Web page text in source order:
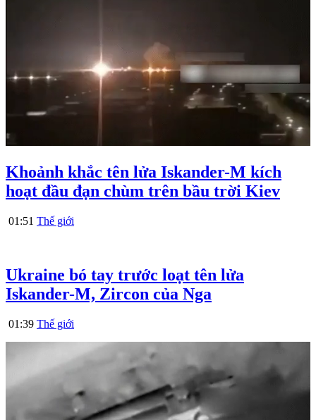
Khoảnh khắc tên lửa Iskander-M kích
hoạt đầu đạn chùm trên bầu trời Kiev
01:51 Thế giới
Ukraine bó tay trước loạt tên lửa
Iskander-M, Zircon của Nga
01:39 Thế giới